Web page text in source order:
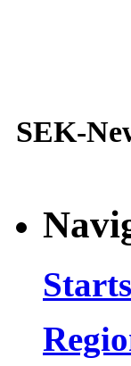
SEK-